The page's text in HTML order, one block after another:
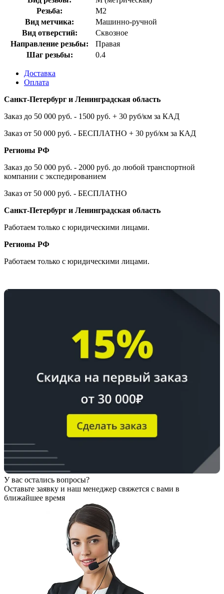
Резьба:
M2
Вид метчика:
Машинно-ручной
Вид отверстий:
Сквозное
Направление резьбы:
Правая
Шаг резьбы:
0.4
Доставка
Оплата
Санкт-Петербург и Ленинградская область
Заказ до 50 000 руб. - 1500 руб. + 30 руб/км за КАД
Заказ от 50 000 руб. - БЕСПЛАТНО + 30 руб/км за КАД
Регионы РФ
Заказ до 50 000 руб. - 2000 руб. до любой транспортной
компании с экспедированием
Заказ от 50 000 руб. - БЕСПЛАТНО
Санкт-Петербург и Ленинградская область
Работаем только с юридическими лицами.
Регионы РФ
Работаем только с юридическими лицами.
У вас остались вопросы?
Оставьте заявку и наш менеджер свяжется с вами в
ближайшее время